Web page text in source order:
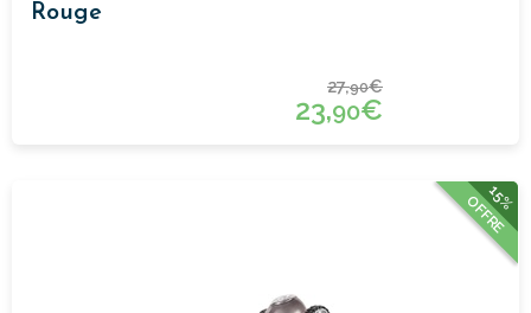
Rouge
27,90€
23,90€
15%
OFFRE